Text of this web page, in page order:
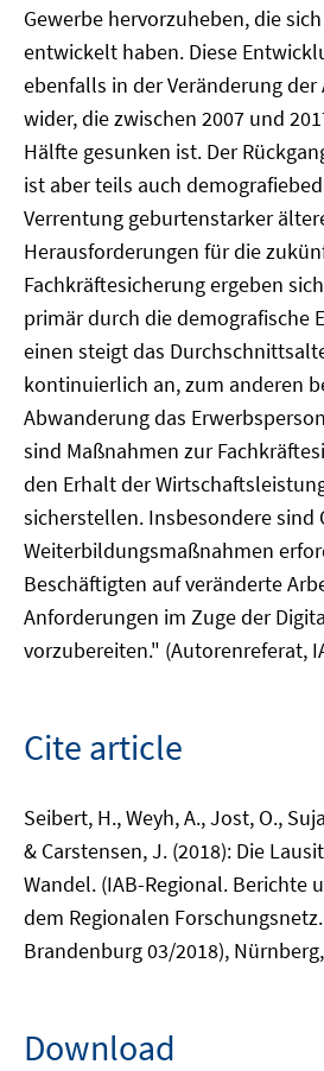
Gewerbe hervorzuheben, die
entwickelt haben. Diese
ebenfalls in der Veränderung
wider, die zwischen 2007 und
Hälfte gesunken ist. Der
ist aber teils auch
Verrentung geburtenstarker
Herausforderungen für die
Fachkräftesicherung ergeben
primär durch die demografische
einen steigt das
kontinuierlich an, zum anderen
Abwanderung das
sind Maßnahmen zur
den Erhalt der
sicherstellen. Insbesondere sind
Weiterbildungsmaßnahmen
Beschäftigten auf veränderte
Anforderungen im Zuge der
vorzubereiten." (Autorenreferat,
Cite article
Seibert, H., Weyh, A., Jost, O.,
& Carstensen, J. (2018): Die
Wandel. (IAB-Regional. Berichte
dem Regionalen
Brandenburg 03/2018),
Download